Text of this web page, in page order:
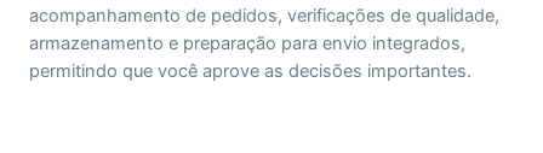
acompanhamento de pedidos, verificações de qualidade,
armazenamento e preparação para envio integrados,
permitindo que você aprove as decisões importantes.